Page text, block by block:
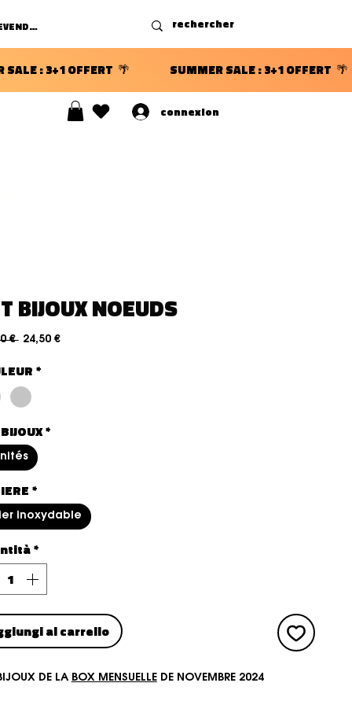
DEVENIR REVENDEUR
connexion
BIJOUX NOEUDS
€ Prezzo regolare
24,50 €Prezzo scontato
*
*
*
inoxydable
*
al carrello
DE LA BOX MENSUELLEDE NOVEMBRE 2024